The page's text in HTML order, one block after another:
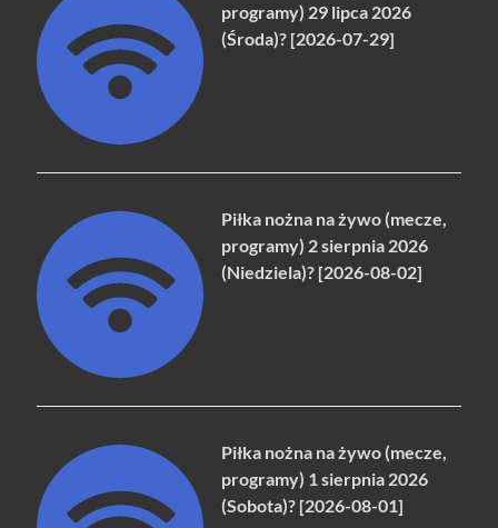
programy) 29 lipca 2026
(Środa)? [2026-07-29]
Piłka nożna na żywo (mecze,
programy) 2 sierpnia 2026
(Niedziela)? [2026-08-02]
Piłka nożna na żywo (mecze,
programy) 1 sierpnia 2026
(Sobota)? [2026-08-01]